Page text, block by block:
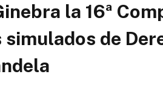
la 16ª
de